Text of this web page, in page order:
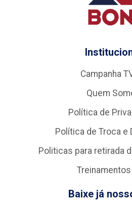
Campanha
Quem
Política de
Política de Troca e
Politicas para retirada
Treinamentos
Baixe já